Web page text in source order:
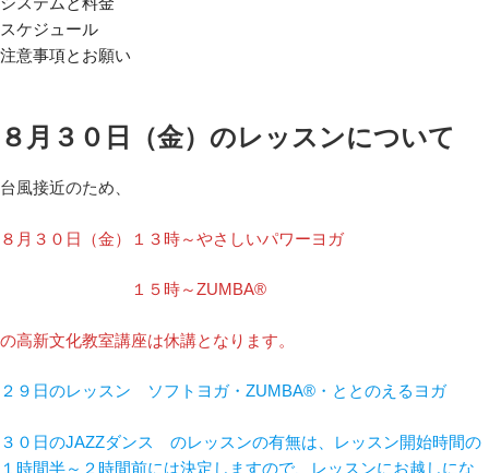
スケジュール
注意事項とお願い
８月３０日（金）のレッスンについて
台風接近のため、
８月３０日（金）１３時～やさしいパワーヨガ
１５時～ZUMBA®
の高新文化教室講座は休講となります。
２９日のレッスン ソフトヨガ・ZUMBA®・ととのえるヨガ
３０日のJAZZダンス のレッスンの有無は、レッスン開始時間の
１時間半～２時間前には決定しますので、レッスンにお越しにな